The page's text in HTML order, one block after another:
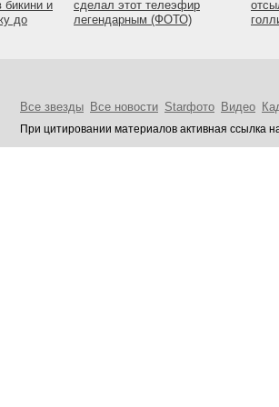
бикини и
до
сделал этот телеэфир
легендарным (ФОТО)
Все звезды Все новости Starфото Видео
При цитировании материалов активная ссылка